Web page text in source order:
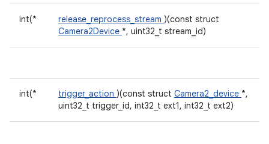
int(* release_reprocess_stream )(const struct
Camera2Device *, uint32_t stream_id)
int(* trigger_action )(const struct Camera2_device *,
uint32_t trigger_id, int32_t ext1, int32_t ext2)